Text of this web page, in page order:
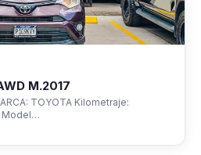
M.2017
TOYOTA Kilometraje:
Model…